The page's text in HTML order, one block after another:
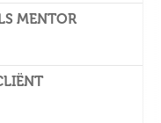
MENTOR